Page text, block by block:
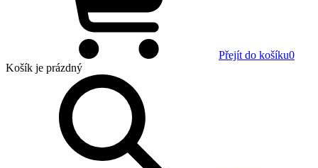
Přejít do košíku0
Košík je prázdný